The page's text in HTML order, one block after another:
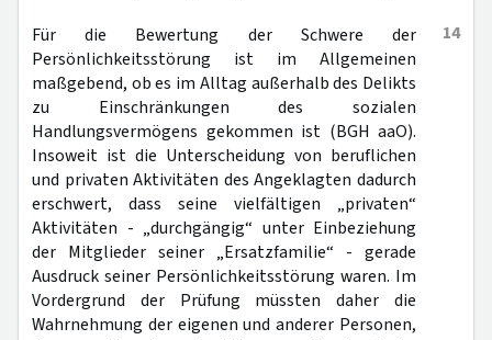
14
Für die Bewertung der Schwere der
Persönlichkeitsstörung ist im Allgemeinen
maßgebend, ob es im Alltag außerhalb des Delikts
zu Einschränkungen des sozialen
Handlungsvermögens gekommen ist (BGH aaO).
Insoweit ist die Unterscheidung von beruflichen
und privaten Aktivitäten des Angeklagten dadurch
erschwert, dass seine vielfältigen „privaten“
Aktivitäten - „durchgängig“ unter Einbeziehung
der Mitglieder seiner „Ersatzfamilie“ - gerade
Ausdruck seiner Persönlichkeitsstörung waren. Im
Vordergrund der Prüfung müssten daher die
Wahrnehmung der eigenen und anderer Personen,